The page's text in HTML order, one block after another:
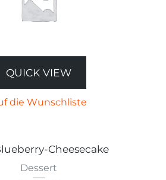
QUICK VIEW
die Wunschliste
Cheesecake
Dessert